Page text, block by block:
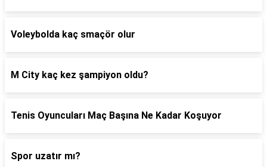
Voleybolda kaç smaçör olur
M City kaç kez şampiyon oldu?
Tenis Oyuncuları Maç Başına Ne Kadar Koşuyor
Spor uzatır mı?